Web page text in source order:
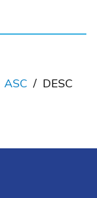
ASC / DESC